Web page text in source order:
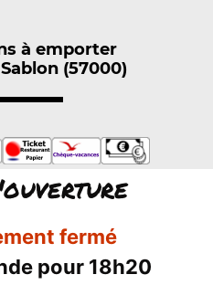
à emporter
(57000)
fermé
pour 18h20